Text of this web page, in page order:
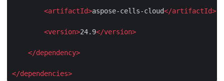
<artifactId>aspose-cells-cloud</artifactId>
<version>24.9</version>
</dependency>
</dependencies>